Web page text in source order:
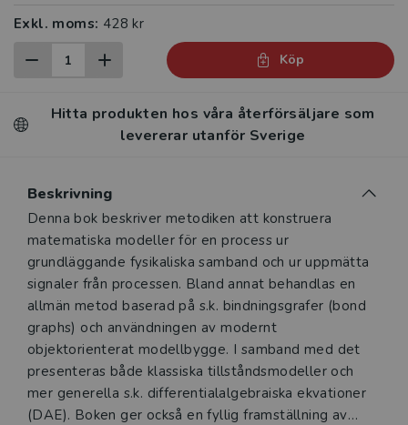
Exkl. moms: 428 kr
Köp
Hitta produkten hos våra återförsäljare som
levererar utanför Sverige
Beskrivning
Beskrivning
Denna bok beskriver metodiken att konstruera
matematiska modeller för en process ur
grundläggande fysikaliska samband och ur uppmätta
signaler från processen. Bland annat behandlas en
allmän metod baserad på s.k. bindningsgrafer (bond
graphs) och användningen av modernt
objektorienterat modellbygge. I samband med det
presenteras både klassiska tillståndsmodeller och
mer generella s.k. differentialalgebraiska ekvationer
(DAE). Boken ger också en fyllig framställning av